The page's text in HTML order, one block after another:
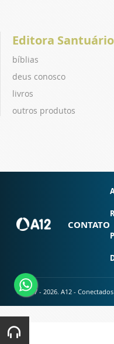
Editora Santuário
bíblias
deus conosco
livros
outros produtos
CONTATO
© 2007 - 2026. A12 -